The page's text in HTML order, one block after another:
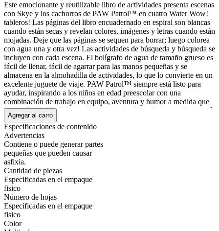
Este emocionante y reutilizable libro de actividades presenta escenas
con Skye y los cachorros de PAW Patrol™ en cuatro Water Wow!
tableros! Las páginas del libro encuadernado en espiral son blancas
cuando están secas y revelan colores, imágenes y letras cuando están
mojadas. Deje que las páginas se sequen para borrar; luego colorea
con agua una y otra vez! Las actividades de búsqueda y búsqueda se
incluyen con cada escena. El bolígrafo de agua de tamaño grueso es
fácil de llenar, fácil de agarrar para las manos pequeñas y se
almacena en la almohadilla de actividades, lo que lo convierte en un
excelente juguete de viaje. PAW Patrol™ siempre está listo para
ayudar, inspirando a los niños en edad preescolar con una
combinación de trabajo en equipo, aventura y humor a medida que
desarrollan habilidades sociales, emocionales y de desarrollo a través
del juego.
Mostrar más
Agregar al carro
Especificaciones de contenido
Advertencias
Contiene o puede generar partes
pequeñas que pueden causar
asfixia.
Cantidad de piezas
Especificadas en el empaque
fisico
Número de hojas
Especificadas en el empaque
fisico
Color